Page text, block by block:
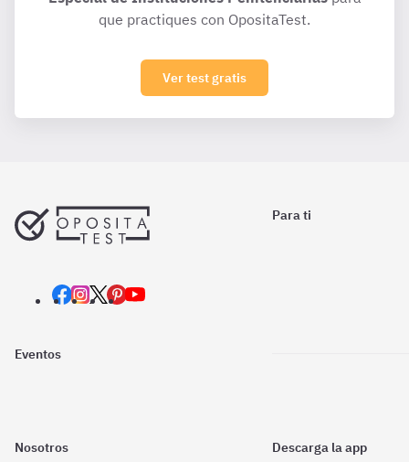
que practiques con OpositaTest.
Ver test gratis
Para ti
Eventos
Nosotros Descarga la app